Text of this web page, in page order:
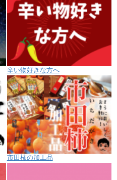
辛い物好きな方へ
市田柿の加工品